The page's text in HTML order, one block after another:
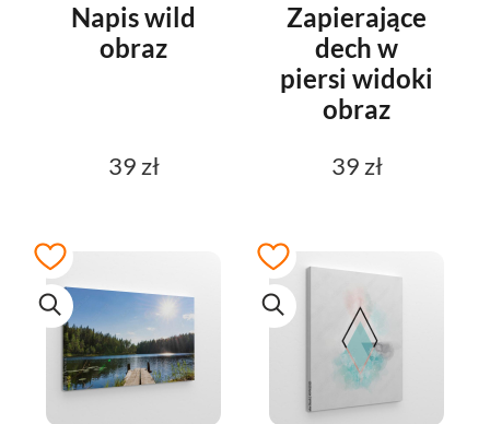
Napis wild
obraz
39 zł
Zapierające
dech w
piersi widoki
obraz
39 zł